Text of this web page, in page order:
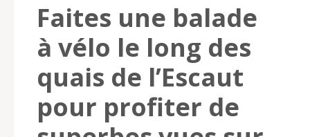
Faites une balade
à vélo le long des
quais de l’Escaut
pour profiter de